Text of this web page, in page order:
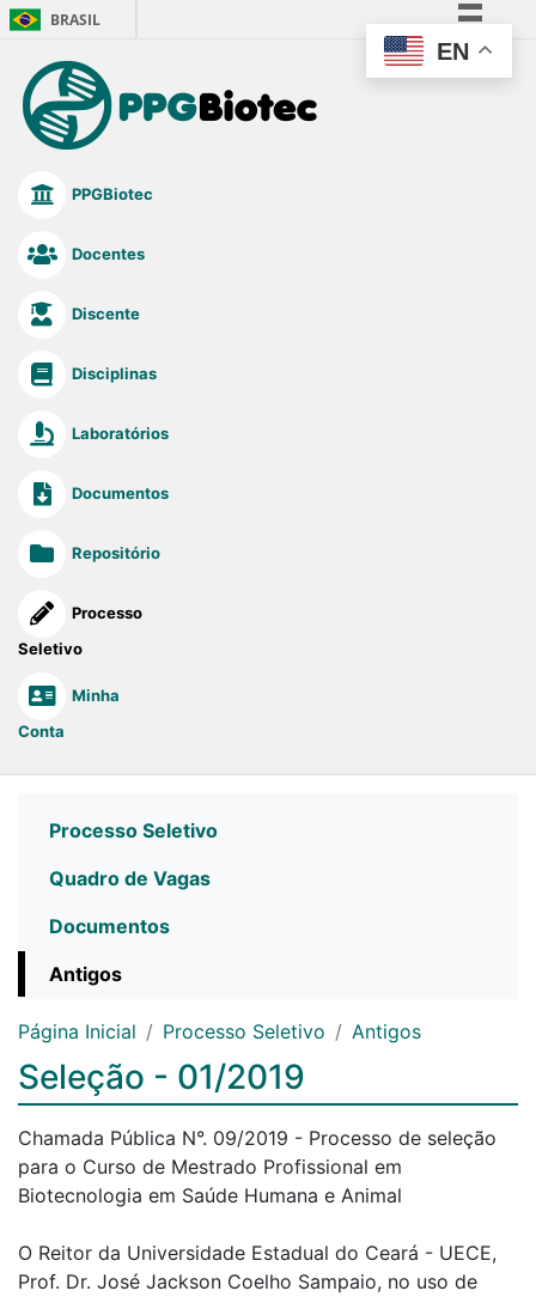
EN
BRASIL
Simplifique!
PPGBiotec
Docentes
Discente
Disciplinas
Laboratórios
Documentos
Repositório
Processo
Seletivo
Minha
Conta
Processo Seletivo
Quadro de Vagas
Documentos
Antigos
Página Inicial Processo Seletivo Antigos
Seleção - 01/2019
Chamada Pública N°. 09/2019 - Processo de seleção
para o Curso de Mestrado Profissional em
Biotecnologia em Saúde Humana e Animal
O Reitor da Universidade Estadual do Ceará - UECE,
Prof. Dr. José Jackson Coelho Sampaio, no uso de